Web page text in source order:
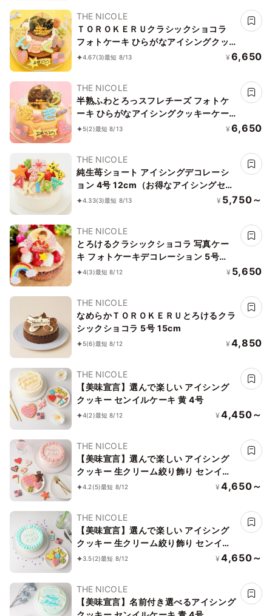
THE NICOLE
ＴＯＲＯＫＥＲＵクラシックショコラ
フォトケーキ ひらがなアイシングクッ
キーケーキ 写真ケーキ 5号 15cm ※ひ
4.67(3)最短 8/13 ¥ 6,650
THE NICOLE
半熟ふわとろっスフレチーズ フォトケ
ーキ ひらがなアイシングクッキーケー
キ 写真ケーキ 5号 15cm ※ひらがなタ
5(2)最短 8/13 ¥ 6,650
THE NICOLE
純生苺ショート アイシングデコレーシ
ョン 4号 12cm（お得なアイシングセッ
トです） 飾る楽しさお届けしてます
4.33(3)最短 8/13 ¥ 5,750～
THE NICOLE
とろけるクラシックショコラ 写真ケー
キ フォトケーキデコレーション 5号
15cm 【オプション選択でオリジナルデ
4(3)最短 8/12 ¥ 5,650
THE NICOLE
なめらかＴＯＲＯＫＥＲＵとろけるクラ
シックショコラ 5号 15cm
5(6)最短 8/12 ¥ 4,850
THE NICOLE
【美味宣言】選んで楽しい アイシング
クッキー センイルケーキ 黄 4号
4(2)最短 8/12 ¥ 4,450～
THE NICOLE
【美味宣言】選んで楽しい アイシング
クッキー 生クリーム絞り飾り センイル
ケーキ（赤） クリームカラーは5色から
4.2(5)最短 8/12 ¥ 4,650～
THE NICOLE
【美味宣言】選んで楽しい アイシング
クッキー 生クリーム絞り飾り センイル
ケーキ（青） クリームカラーは5色から
3.5(2)最短 8/12 ¥ 4,650～
THE NICOLE
【美味宣言】名前付き選べるアイシング